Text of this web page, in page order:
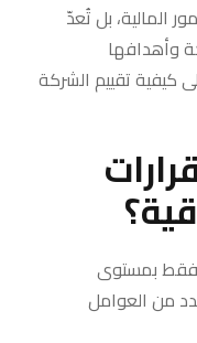
المالية، بل تُعدّ
وأهدافها
كيفية تقييم الشركة
فقط بمستوى
من العوامل